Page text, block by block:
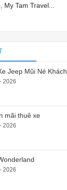
Tam Travel...
Jeep Mũi Né
2026
mãi thuê xe
2026
2026